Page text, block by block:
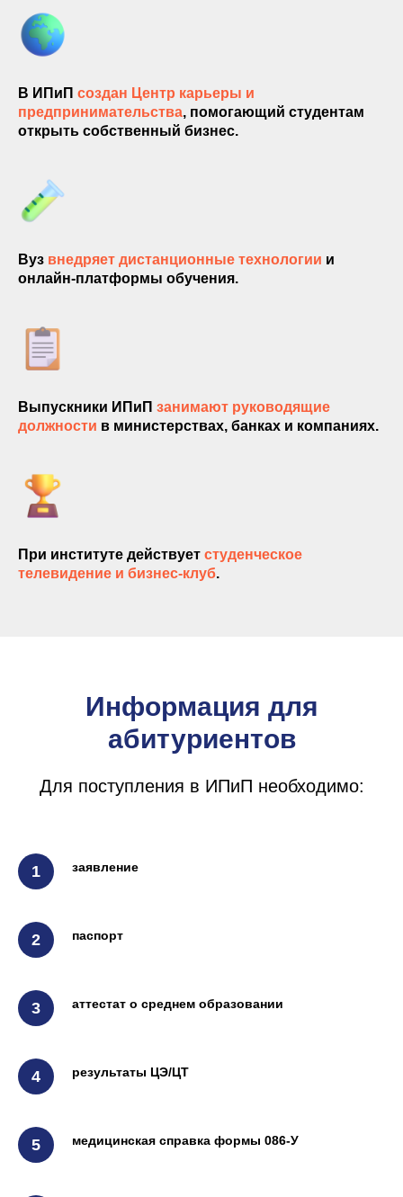
В ИПиП создан Центр карьеры и
предпринимательства, помогающий студентам
открыть собственный бизнес.
Вуз внедряет дистанционные технологии и
онлайн-платформы обучения.
Выпускники ИПиП занимают руководящие
должности в министерствах, банках и компаниях.
При институте действует студенческое
телевидение и бизнес-клуб.
Информация для
абитуриентов
Для поступления в ИПиП необходимо:
заявление
паспорт
аттестат о среднем образовании
результаты ЦЭ/ЦТ
медицинская справка формы 086-У
ЗАПИШИТЕСЬ
НА КУРС